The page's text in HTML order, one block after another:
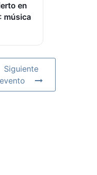
en
música
Siguiente
evento